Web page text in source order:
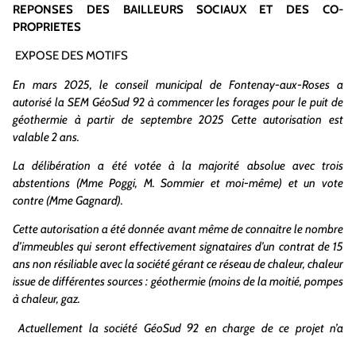
REPONSES DES BAILLEURS SOCIAUX ET DES CO-
PROPRIETES
EXPOSE DES MOTIFS
En mars 2025, le conseil municipal de Fontenay-aux-Roses a
autorisé la SEM GéoSud 92 à commencer les forages pour le puit de
géothermie à partir de septembre 2025 Cette autorisation est
valable 2 ans.
La délibération a été votée à la majorité absolue avec trois
abstentions (Mme Poggi, M. Sommier et moi-même) et un vote
contre (Mme Gagnard).
Cette autorisation a été donnée avant même de connaitre le nombre
d’immeubles qui seront effectivement signataires d’un contrat de 15
ans non résiliable avec la société gérant ce réseau de chaleur, chaleur
issue de différentes sources : géothermie (moins de la moitié, pompes
à chaleur, gaz.
Actuellement la société GéoSud 92 en charge de ce projet n’a